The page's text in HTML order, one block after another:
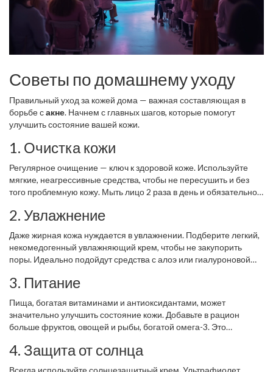
Советы по домашнему уходу
Правильный уход за кожей дома — важная составляющая в
борьбе сакне. Начнем с главных шагов, которые помогут
улучшить состояние вашей кожи.
1. Очистка кожи
Регулярное очищение — ключ к здоровой коже. Используйте
мягкие, неагрессивные средства, чтобы не пересушить и без
того проблемную кожу. Мыть лицо 2 раза в день и обязательно
избежать дополнительных неприятностей.
2. Увлажнение
Даже жирная кожа нуждается в увлажнении. Подберите легкий,
некомедогенный увлажняющий крем, чтобы не закупорить
поры. Идеально подойдут средства с алоэ или гиалуроновой
3. Питание
Пища, богатая витаминами и антиоксидантами, может
значительно улучшить состояние кожи. Добавьте в рацион
больше фруктов, овощей и рыбы, богатой омега-3. Это
4. Защита от солнца